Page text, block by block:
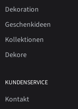
Dekoration
Geschenkideen
Kollektionen
Dekore
KUNDENSERVICE
Kontakt